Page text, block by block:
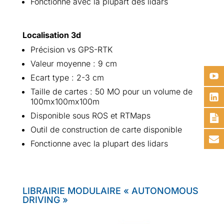
Localisation 3d
Précision vs GPS-RTK
Valeur moyenne : 9 cm
Ecart type : 2-3 cm
Taille de cartes : 50 MO pour un volume de
100mx100mx100m
Disponible sous ROS et RTMaps
Outil de construction de carte disponible
Fonctionne avec la plupart des lidars
LIBRAIRIE MODULAIRE « AUTONOMOUS
DRIVING »